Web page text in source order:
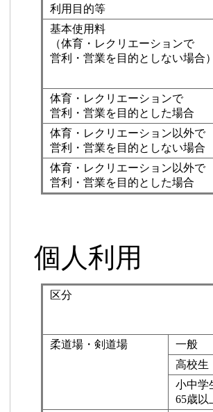
利用目的等
基本使用料
（体育・レクリエーションで
営利・営業を目的としない場合）
体育・レクリエーションで
営利・営業を目的とした場合
体育・レクリエーション以外で
営利・営業を目的としない場合
体育・レクリエーション以外で
営利・営業を目的とした場合
個人利用
区分
柔道場・剣道場
一般
高校生
小中学
65歳以